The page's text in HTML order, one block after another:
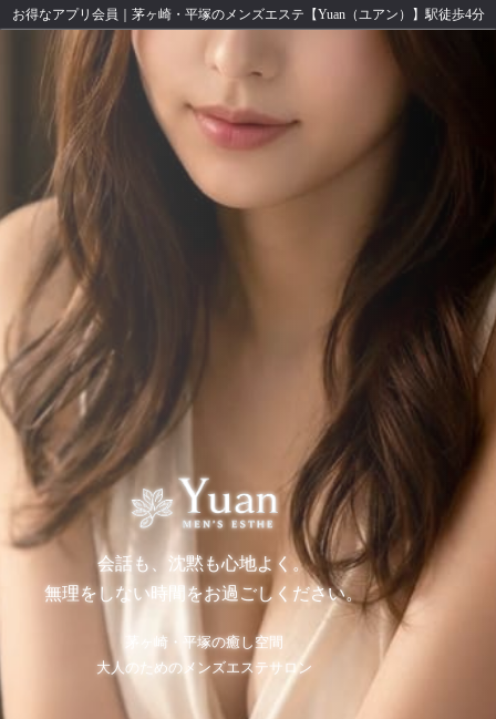
お得なアプリ会員｜茅ヶ崎・平塚のメンズエステ【Yuan（ユアン）】駅徒歩4分
会話も、沈黙も心地よく。
無理をしない時間をお過ごしください。
茅ヶ崎・平塚の癒し空間
大人のためのメンズエステサロン